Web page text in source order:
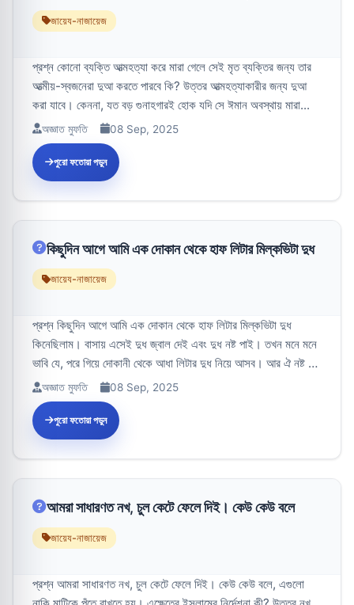
জায়েয-নাজায়েজ
প্রশ্ন কোনো ব্যক্তি আত্মহত্যা করে মারা গেলে সেই মৃত ব্যক্তির জন্য তার
আত্মীয়-স্বজনেরা দুআ করতে পারবে কি? উত্তর আত্মহত্যাকারীর জন্য দুআ
করা যাবে। কেননা, যত বড় গুনাহগারই হোক যদি সে ঈমান অবস্থায় মারা...
অজ্ঞাত মুফতি 08 Sep, 2025
পুরো ফতোয়া পড়ুন
কিছুদিন আগে আমি এক দোকান থেকে হাফ লিটার মিল্কভিটা দুধ
জায়েয-নাজায়েজ
প্রশ্ন কিছুদিন আগে আমি এক দোকান থেকে হাফ লিটার মিল্কভিটা দুধ
কিনেছিলাম। বাসায় এসেই দুধ জ্বাল দেই এবং দুধ নষ্ট পাই। তখন মনে মনে
ভাবি যে, পরে গিয়ে দোকানী থেকে আধা লিটার দুধ নিয়ে আসব। আর ঐ নষ্ট দুধ
জ...অজ্ঞাত মুফতি 08 Sep, 2025
পুরো ফতোয়া পড়ুন
আমরা সাধারণত নখ, চুল কেটে ফেলে দিই। কেউ কেউ বলে
জায়েয-নাজায়েজ
প্রশ্ন আমরা সাধারণত নখ, চুল কেটে ফেলে দিই। কেউ কেউ বলে, এগুলো